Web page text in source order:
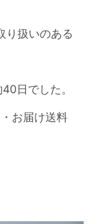
り扱いのある
日でした。
お届け送料